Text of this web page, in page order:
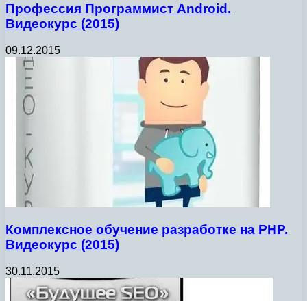
Профессия Программист Android.
Видеокурс (2015)
09.12.2015
Комплексное обучение разработке на PHP.
Видеокурс (2015)
30.11.2015